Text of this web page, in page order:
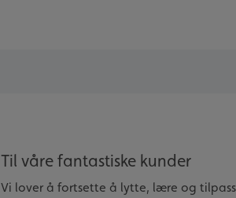
Til våre fantastiske kunder
Vi lover å fortsette å lytte, lære og